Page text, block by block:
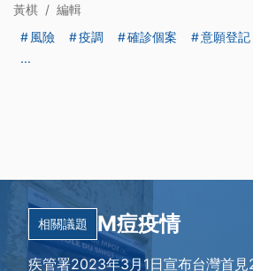
黃棋 / 編輯
風險
疫調 確診個案
意願登記
...
相關議題 M痘疫情
疾管署2023年3月1日宣布台灣首見